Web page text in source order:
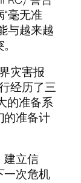
毫无准
与越来越
灾害报
经历了三
的准备系
的准备计
建立信
一次危机